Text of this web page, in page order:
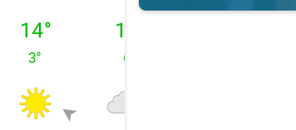
pondelok 10. 08.
14°
3°
utorok 11. 08.
12
6